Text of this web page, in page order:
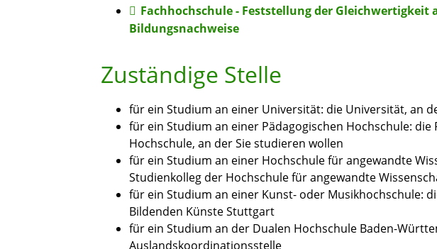
Fachhochschule - Feststellung der Gleichwertigkeit
Bildungsnachweise
Zuständige Stelle
für ein Studium an einer Universität: die Universität, an
für ein Studium an einer Pädagogischen Hochschule: die
Hochschule, an der Sie studieren wollen
für ein Studium an einer Hochschule für angewandte
Studienkolleg der Hochschule für angewandte
für ein Studium an einer Kunst- oder Musikhochschule:
Bildenden Künste Stuttgart
für ein Studium an der Dualen Hochschule Baden-
Auslandskoordinationsstelle